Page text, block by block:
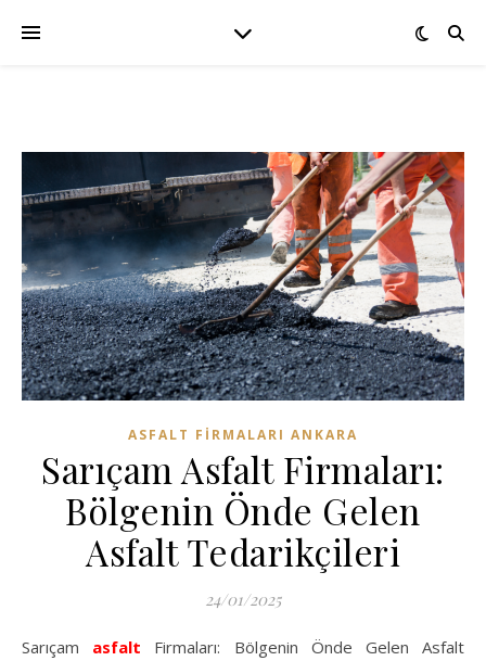
ASFALT FIRMALARI ANKARA
Sarıçam Asfalt Firmaları:
Bölgenin Önde Gelen
Asfalt Tedarikçileri
24/01/2025
Sarıçam asfalt Firmaları: Bölgenin Önde Gelen Asfalt